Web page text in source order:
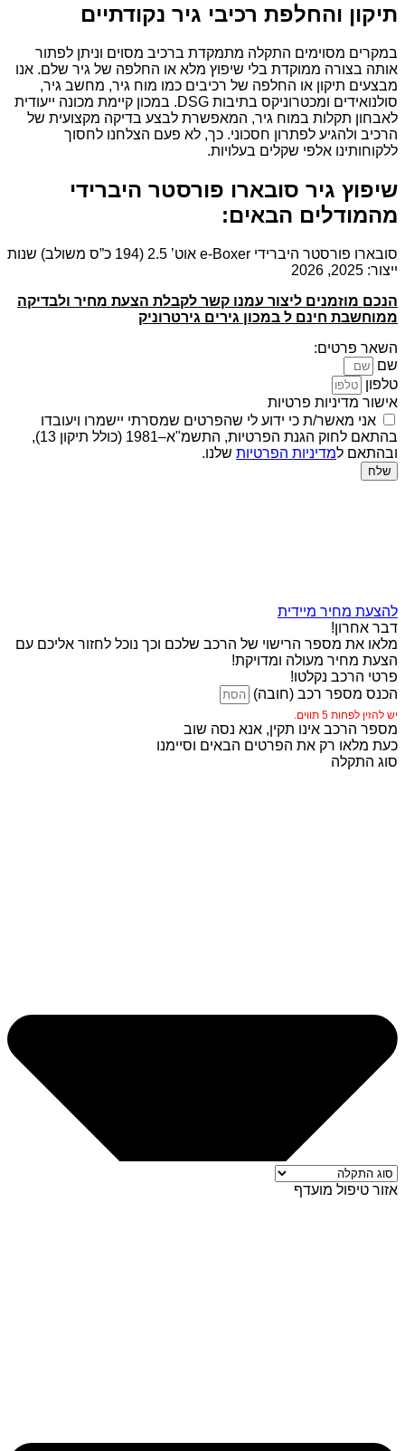
תיקון והחלפת רכיבי גיר נקודתיים
במקרים מסוימים התקלה מתמקדת ברכיב מסוים וניתן לפתור
אותה בצורה ממוקדת בלי שיפוץ מלא או החלפה של גיר שלם. אנו
מבצעים תיקון או החלפה של רכיבים כמו מוח גיר, מחשב גיר,
סולנואידים ומכטרוניקס בתיבות DSG. במכון קיימת מכונה ייעודית
לאבחון תקלות במוח גיר, המאפשרת לבצע בדיקה מקצועית של
הרכיב ולהגיע לפתרון חסכוני. כך, לא פעם הצלחנו לחסוך
ללקוחותינו אלפי שקלים בעלויות.
שיפוץ גיר סובארו פורסטר היברידי
מהמודלים הבאים:
סובארו פורסטר היברידי e-Boxer אוט’ 2.5 (194 כ”ס משולב) שנות
ייצור: 2025, 2026
הנכם מוזמנים ליצור עמנו קשר לקבלת הצעת מחיר ולבדיקה
ממוחשבת חינם ל במכון גירים גירטרוניק
השאר פרטים:
שם
טלפון
אישור מדיניות פרטיות
אני מאשר/ת כי ידוע לי שהפרטים שמסרתי יישמרו ויעובדו
בהתאם לחוק הגנת הפרטיות, התשמ"א–1981 (כולל תיקון 13),
ובהתאם למדיניות הפרטיות שלנו.
שלח
להצעת מחיר מיידית
דבר אחרון!
מלאו את מספר הרישוי של הרכב שלכם וכך נוכל לחזור אליכם עם
הצעת מחיר מעולה ומדויקת!
פרטי הרכב נקלטו!
הכנס מספר רכב (חובה)
יש להזין לפחות 5 תווים.
מספר הרכב אינו תקין, אנא נסה שוב
כעת מלאו רק את הפרטים הבאים וסיימנו
סוג התקלה
אזור טיפול מועדף